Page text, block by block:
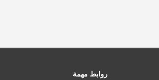
روابط مهمة